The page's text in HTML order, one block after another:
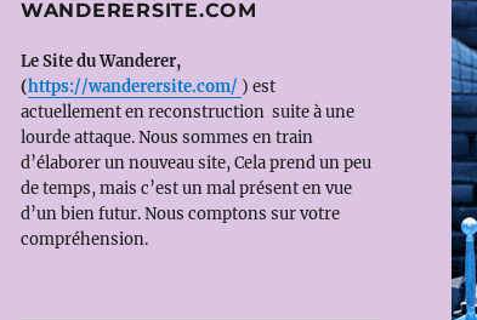
WANDERERSITE.COM
Le Site du Wanderer,
(https://wanderersite.com/ ) est
actuellement en reconstruction suite à une
lourde attaque. Nous sommes en train
d’élaborer un nouveau site, Cela prend un peu
de temps, mais c’est un mal présent en vue
d’un bien futur. Nous comptons sur votre
compréhension.